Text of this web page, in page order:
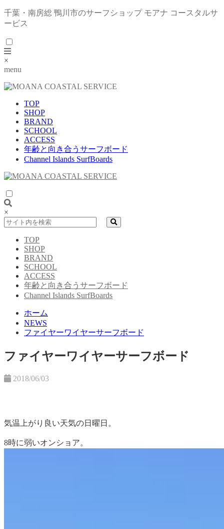
千葉・南房総 鴨川市のサーフショップ モアナ コースタルサ
ービス
×
menu
TOP
SHOP
BRAND
SCHOOL
ACCESS
年齢と向き合うサーフボード
Channel Islands SurfBoards
×
TOP
SHOP
BRAND
SCHOOL
ACCESS
年齢と向き合うサーフボード
Channel Islands SurfBoards
ホーム
NEWS
ファイヤーワイヤーサーフボード
ファイヤーワイヤーサーフボード
2018/06/03
気温上がり良い天気の日曜日。
8時に弱いオンショア。